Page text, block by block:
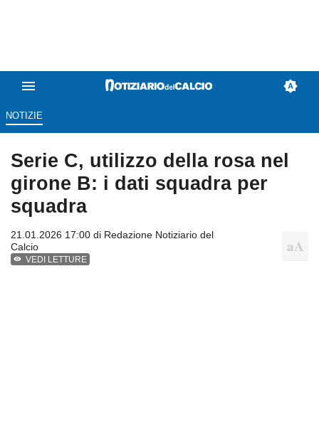
NOTIZIE
Serie C, utilizzo della rosa nel
girone B: i dati squadra per
squadra
21.01.2026 17:00 di Redazione Notiziario del
Calcio
VEDI LETTURE